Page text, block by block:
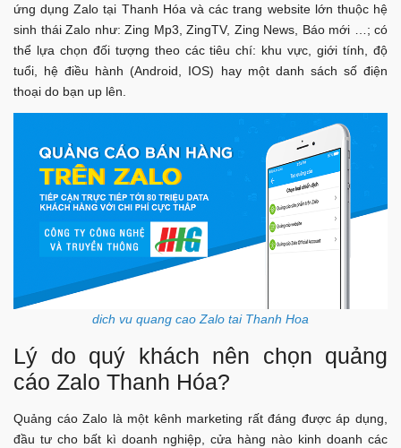
ứng dụng Zalo tại Thanh Hóa và các trang website lớn thuộc hệ
sinh thái Zalo như: Zing Mp3, ZingTV, Zing News, Báo mới …; có
thể lựa chọn đối tượng theo các tiêu chí: khu vực, giới tính, độ
tuổi, hệ điều hành (Android, IOS) hay một danh sách số điện
thoại do bạn up lên.
dich vu quang cao Zalo tai Thanh Hoa
Lý do quý khách nên chọn quảng
cáo Zalo Thanh Hóa?
Quảng cáo Zalo là một kênh marketing rất đáng được áp dụng,
đầu tư cho bất kì doanh nghiệp, cửa hàng nào kinh doanh các